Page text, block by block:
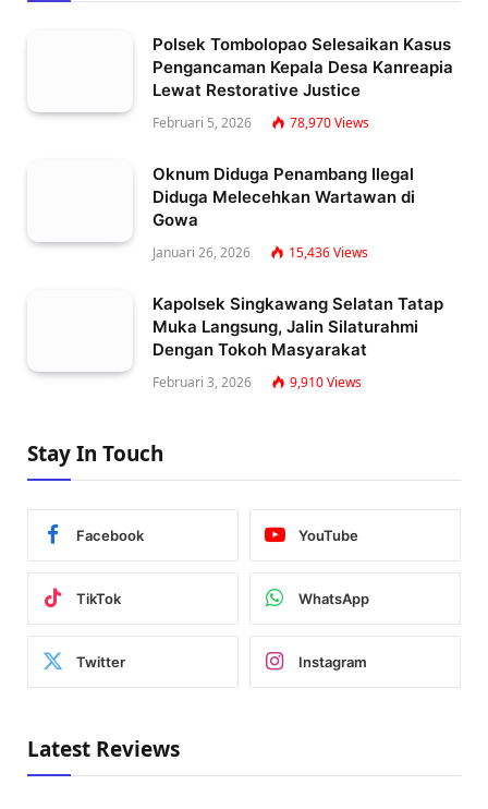
Polsek Tombolopao Selesaikan Kasus
Pengancaman Kepala Desa Kanreapia
Lewat Restorative Justice
Februari 5, 2026 78,970Views
Oknum Diduga Penambang Ilegal
Diduga Melecehkan Wartawan di
Gowa
Januari 26, 2026 15,436Views
Kapolsek Singkawang Selatan Tatap
Muka Langsung, Jalin Silaturahmi
Dengan Tokoh Masyarakat
Februari 3, 2026 9,910Views
Stay In Touch
Facebook YouTube
TikTok WhatsApp
Twitter Instagram
Latest Reviews